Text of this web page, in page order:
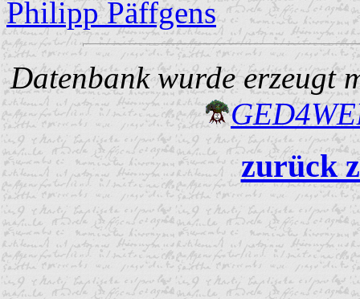
Philipp Päffgens
Datenbank wurde erzeugt
zurück